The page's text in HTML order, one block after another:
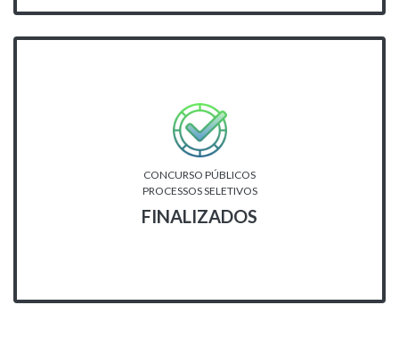
CONCURSO PÚBLICOS
PROCESSOS SELETIVOS
FINALIZADOS